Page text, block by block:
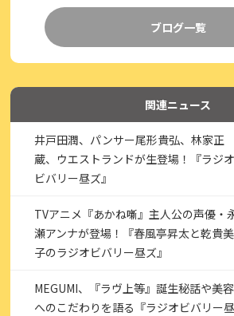
ブログ一覧
関連ニュース
井戸田潤、パンサー尾形貴弘、林家正
蔵、ウエストランドが生登場！『ラジオ
ビバリー昼ズ』
TVアニメ『あかね噺』主人公の声優・
瀬アンナが登場！『春風亭昇太と乾貴美
子のラジオビバリー昼ズ』
MEGUMI、『ラヴ上等』誕生秘話や美容
へのこだわりを語る『ラジオビバリー昼